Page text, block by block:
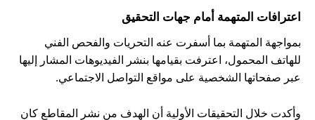
اعترافات المتهمة أمام جهات التحقيق
بمواجهة المتهمة بما أسفرت عنه التحريات والفحص الفني
للهاتف المحمول، اعترفت بقيامها بنشر الفيديوهات المشار إليها
عبر صفحاتها الشخصية على مواقع التواصل الاجتماعي.
وأكدت خلال التحقيقات الأولية أن الهدف من نشر المقاطع كان